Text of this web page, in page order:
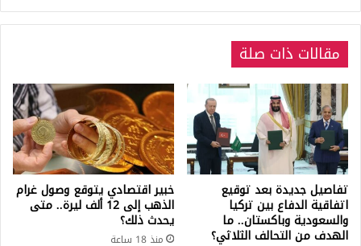
مقالات ذات صلة
تفاصيل جديدة بعد توقيع
اتفاقية الدفاع بين تركيا
والسعودية وباكستان.. ما
الهدف من التحالف الثلاثي؟
خبير اقتصادي يتوقع وصول غرام
الذهب إلى 12 ألف ليرة.. متى
يحدث ذلك؟
منذ 18 ساعة